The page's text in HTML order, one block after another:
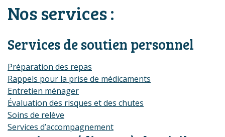
Nos services :
Services de soutien personnel
Préparation des repas
Rappels pour la prise de médicaments
Entretien ménager
Évaluation des risques et des chutes
Soins de relève
Services d’accompagnement